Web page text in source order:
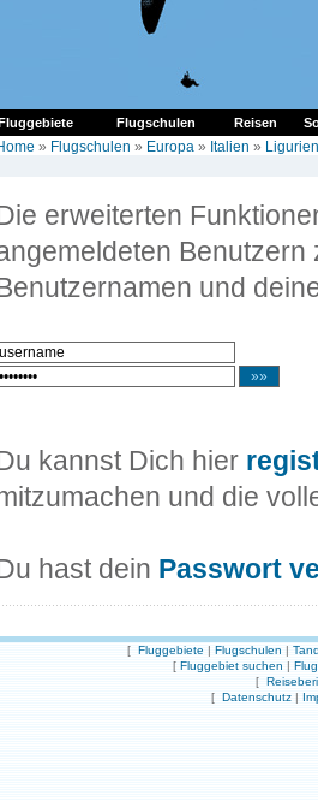
Flugschulen Reisen
» Flugschulen » Europa » Italien » Ligurien
erweiterten
Benutzern
und
kannst Dich hier
und die
hast dein Passwort
[ Fluggebiete | Flugschulen |
[ Fluggebiet suchen |
[
[ Datenschutz |